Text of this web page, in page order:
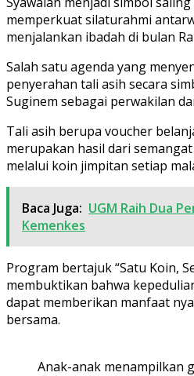
memperkuat silaturahmi
menjalankan ibadah di bulan
Salah satu agenda yang
penyerahan tali asih secara
Suginem sebagai perwakilan
Tali asih berupa voucher
merupakan hasil dari
melalui koin jimpitan setiap
Baca Juga: UGM Raih Dua
Kemenkes
Program bertajuk “Satu Koin,
membuktikan bahwa
dapat memberikan manfaat
bersama.
Anak-anak menampilkan